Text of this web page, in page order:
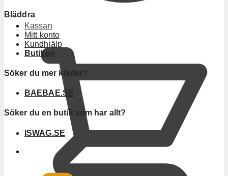
Kassan
Bläddra
Mitt konto
Kundhjälp
Butiken
Söker du mer kläder?
BAEBAE.SE
Söker du en butik som har allt?
ISWAG.SE